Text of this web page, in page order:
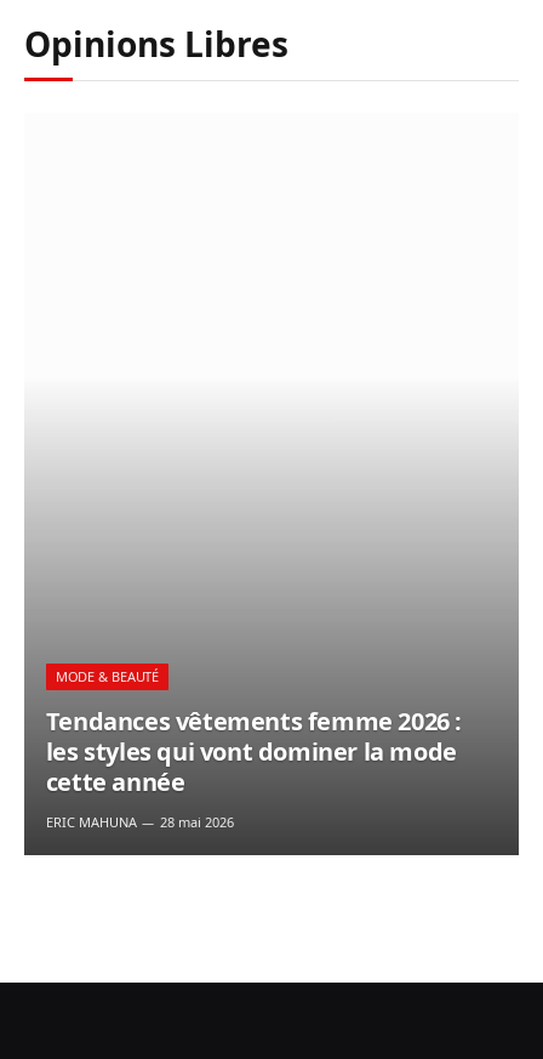
Opinions Libres
MODE & BEAUTÉ
Tendances vêtements femme 2026 :
les styles qui vont dominer la mode
cette année
ERIC MAHUNA 28 mai 2026